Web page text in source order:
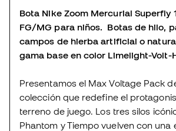
Bota Nike Zoom Mercurial Superfly
FG/MG para niños. Botas de hilo,
campos de hierba artificial o
gama base en color Limelight-Volt-
Presentamos el Max Voltage Pack
colección que redefine el
terreno de juego. Los tres silos
Phantom y Tiempo vuelven con una